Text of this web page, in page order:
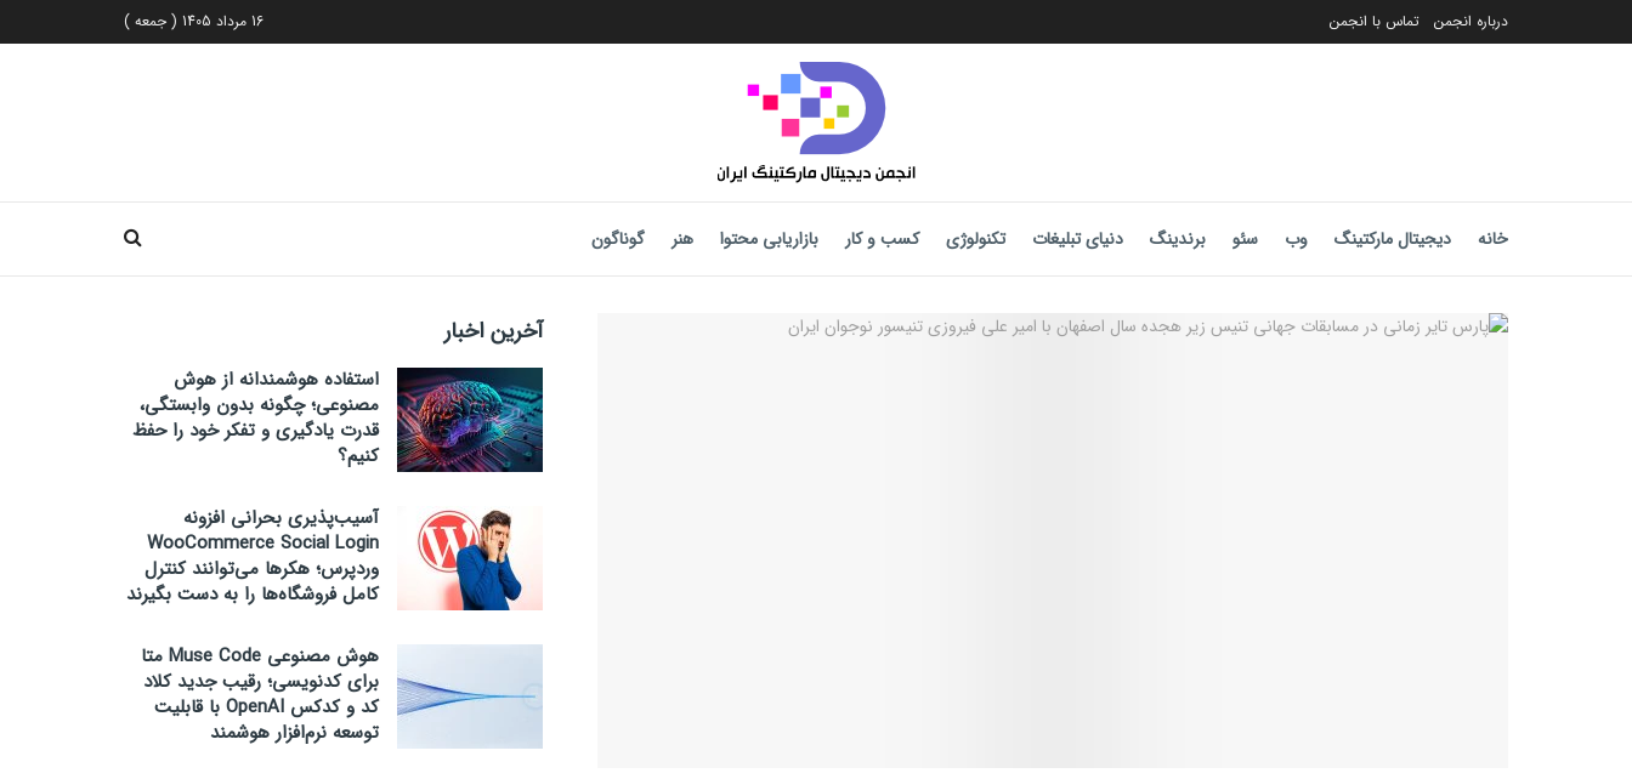
درباره انجمن تماس با انجمن 16 مرداد 1405 ( جمعه )
خانه دیجیتال مارکتینگ وب سئو برندینگ دنیای تبلیغات تکنولوژی کسب و کار بازاریابی محتوا هنر گوناگون
آخرین اخبار
استفاده هوشمندانه از هوش
مصنوعی؛ چگونه بدون وابستگی،
قدرت یادگیری و تفکر خود را حفظ
کنیم؟
آسیب‌پذیری بحرانی افزونه
WooCommerce Social Login
وردپرس؛ هکرها می‌توانند کنترل
کامل فروشگاه‌ها را به دست بگیرند
هوش مصنوعی Muse Code متا
برای کدنویسی؛ رقیب جدید کلاد
کد و کدکس OpenAI با قابلیت
توسعه نرم‌افزار هوشمند